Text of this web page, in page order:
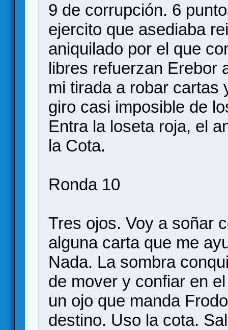
9 de corrupción. 6
ejercito que asediaba
aniquilado por el que
libres refuerzan Erebor
mi tirada a robar cartas
giro casi imposible de
Entra la loseta roja, el
la Cota.
Ronda 10
Tres ojos. Voy a soñar
alguna carta que me
Nada. La sombra
de mover y confiar en
un ojo que manda
destino. Uso la cota.